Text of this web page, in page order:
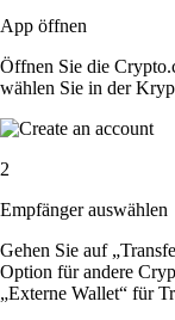
App öffnen
Öffnen Sie die
wählen Sie in der
2
Empfänger auswählen
Gehen Sie auf
Option für andere
„Externe Wallet“ für